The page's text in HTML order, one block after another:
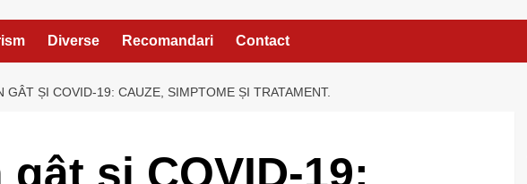
Diverse Recomandari Contact
GÂT ȘI COVID-19: CAUZE, SIMPTOME ȘI TRATAMENT.
și COVID-19: